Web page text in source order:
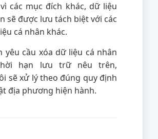
các mục đích khác, dữ liệu
sẽ được lưu tách biệt với các
cá nhân khác.
yêu cầu xóa dữ liệu cá nhân
hạn lưu trữ nêu trên,
sẽ xử lý theo đúng quy định
địa phương hiện hành.